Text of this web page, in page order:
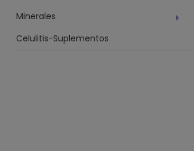
Minerales
Celulitis-Suplementos